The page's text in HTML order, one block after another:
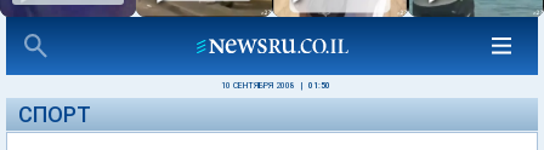
10 СЕНТЯБРЯ 2008 01:50
СПОРТ